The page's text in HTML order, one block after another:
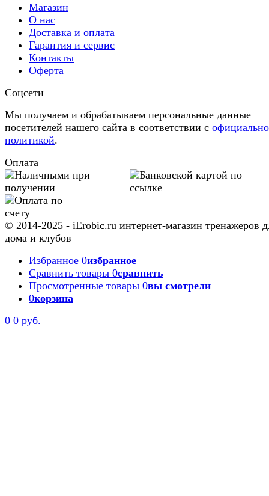
Магазин
О нас
Доставка и оплата
Гарантия и сервис
Контакты
Оферта
Соцсети
Мы получаем и обрабатываем персональные данные
посетителей нашего сайта в соответствии с
политикой.
Оплата
© 2014-2025 - iErobic.ru интернет-магазин тренажеров
дома и клубов
Избранное 0избранное
Сравнить товары 0сравнить
Просмотренные товары 0вы смотрели
0корзина
0 0 руб.